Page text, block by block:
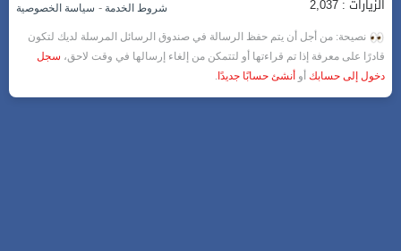
الزيارات : 2,037 شروط الخدمة - سياسة الخصوصية
نصيحة: من أجل أن يتم حفظ الرسالة في صندوق الرسائل المرسلة لديك لتكون
قادرًا على معرفة إذا تم قراءتها أو لتتمكن من إلغاء إرسالها في وقت لاحق، سجل
دخول إلى حسابك أو أنشئ حسابًا جديدًا .